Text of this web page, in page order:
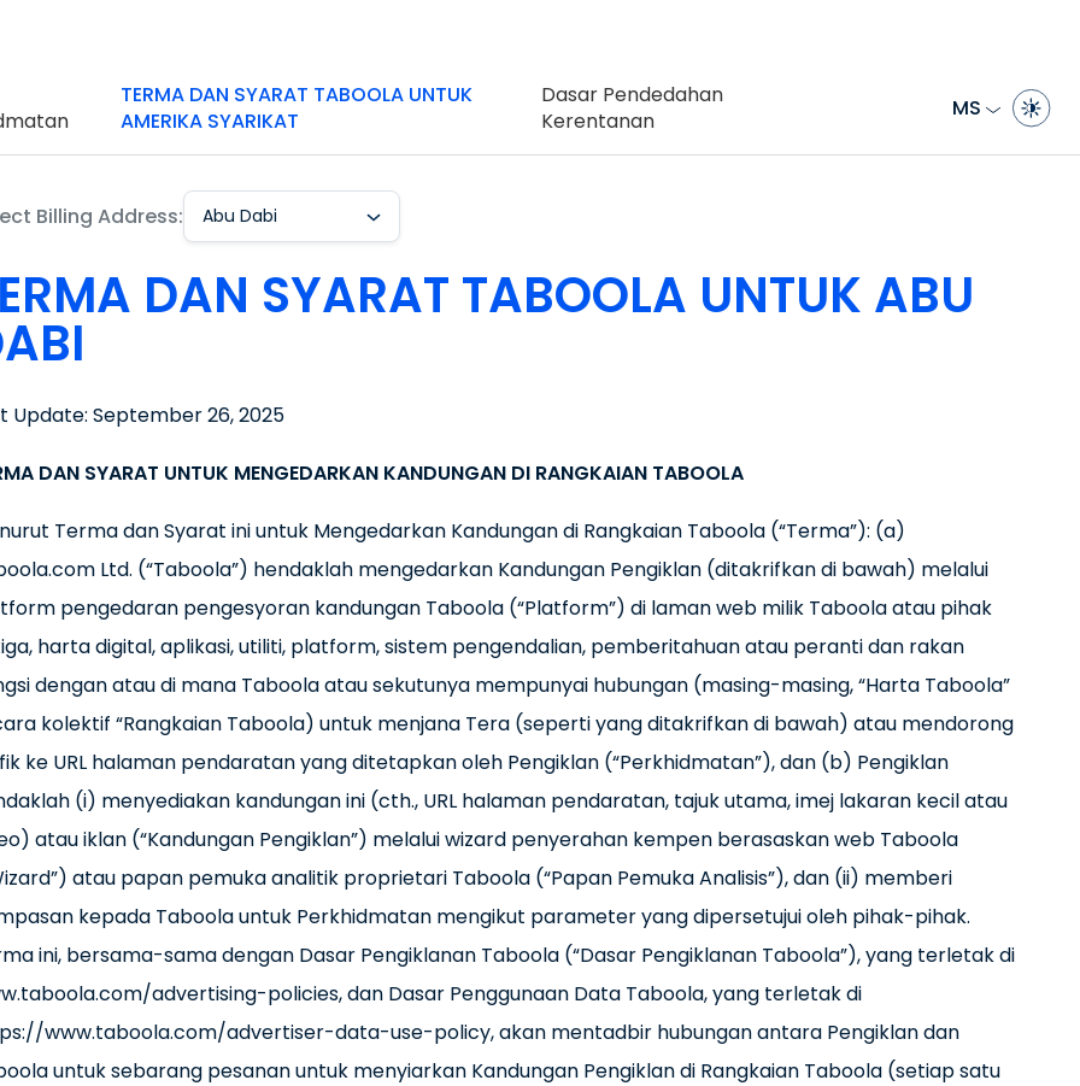
TERMA DAN SYARAT TABOOLA UNTUK
AMERIKA SYARIKAT
Dasar Pendedahan
Kerentanan
MS
Billing Address: Abu Dabi
DAN SYARAT TABOOLA UNTUK ABU
Update: September 26, 2025
DAN SYARAT UNTUK MENGEDARKAN KANDUNGAN DI RANGKAIAN TABOOLA
Terma dan Syarat ini untuk Mengedarkan Kandungan di Rangkaian Taboola (“Terma”): (a)
Ltd. (“Taboola”) hendaklah mengedarkan Kandungan Pengiklan (ditakrifkan di bawah) melalui
pengedaran pengesyoran kandungan Taboola (“Platform”) di laman web milik Taboola atau pihak
harta digital, aplikasi, utiliti, platform, sistem pengendalian, pemberitahuan atau peranti dan rakan
dengan atau di mana Taboola atau sekutunya mempunyai hubungan (masing-masing, “Harta Taboola”
kolektif “Rangkaian Taboola) untuk menjana Tera (seperti yang ditakrifkan di bawah) atau mendorong
ke URL halaman pendaratan yang ditetapkan oleh Pengiklan (“Perkhidmatan”), dan (b) Pengiklan
(i) menyediakan kandungan ini (cth., URL halaman pendaratan, tajuk utama, imej lakaran kecil atau
atau iklan (“Kandungan Pengiklan”) melalui wizard penyerahan kempen berasaskan web Taboola
atau papan pemuka analitik proprietari Taboola (“Papan Pemuka Analisis”), dan (ii) memberi
kepada Taboola untuk Perkhidmatan mengikut parameter yang dipersetujui oleh pihak-pihak.
ini, bersama-sama dengan Dasar Pengiklanan Taboola (“Dasar Pengiklanan Taboola”), yang terletak di
advertising-policies, dan Dasar Penggunaan Data Taboola, yang terletak di
www.taboola.com/advertiser-data-use-policy, akan mentadbir hubungan antara Pengiklan dan
untuk sebarang pesanan untuk menyiarkan Kandungan Pengiklan di Rangkaian Taboola (setiap satu